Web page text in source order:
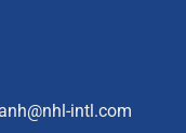
intl.com